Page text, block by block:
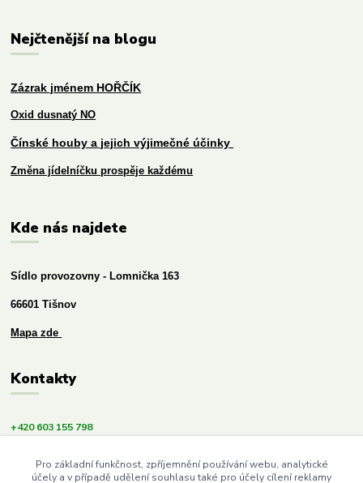
Nejčtenější na blogu
Zázrak jménem HOŘČÍK
Oxid dusnatý NO
Čínské houby a jejich výjimečné účinky
Změna jídelníčku prospěje každému
Kde nás najdete
Sídlo provozovny - Lomnička 163
66601 Tišnov
Mapa zde
Kontakty
+420 603 155 798
info@budemezdravi.cz
Pro základní funkčnost, zpříjemnění používání webu, analytické
účely a v případě udělení souhlasu také pro účely cílení reklamy